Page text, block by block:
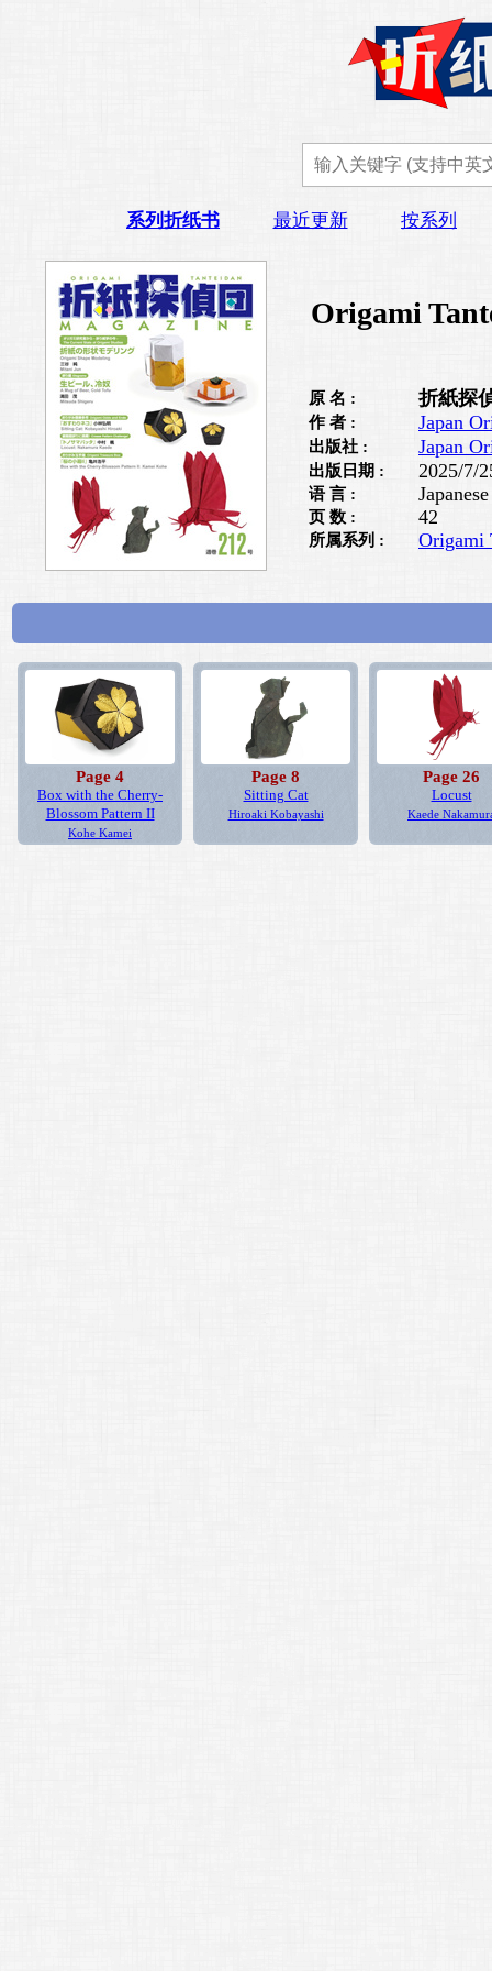
系列折纸书 最近更新 按系列
Origami
原 名 : 折紙探
作 者 : Japan
出版社 : Japan
出版日期 : 2025/7/
语 言 : Japanese
页 数 : 42
所属系列 : Origami
Page 4
Box with the Cherry-
Blossom Pattern II
Kohe Kamei
Page 8
Sitting Cat
Hiroaki Kobayashi
Page 26
Locust
Kaede